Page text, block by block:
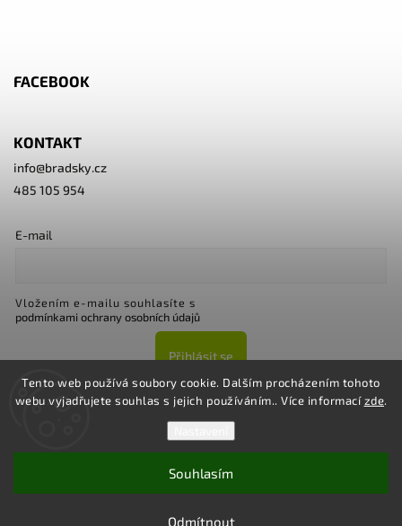
Tento web používá soubory cookie. Dalším procházením tohoto
webu vyjadřujete souhlas s jejich používáním.. Více informacízde.
Odmítnout
Souhlasím
FACEBOOK
KONTAKT
info@bradsky.cz
485 105 954
E-mail
Vložením e-mailu souhlasíte s
podmínkami ochrany osobních údajů
Přihlásit se